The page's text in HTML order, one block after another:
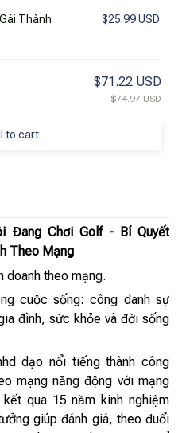
Thành
$25.99 USD
$71.22 USD
$74.97 USD
to cart
Đang Chơi Golf - Bí Quyết
Theo Mạng
doanh theo mạng.
cuộc sống: công danh sự
đình, sức khỏe và đời sống
dạo nổi tiếng thành công
mạng năng động với mạng
qua 15 năm kinh nghiệm
giúp đánh giá, theo đuổi